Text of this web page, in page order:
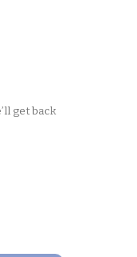
get back